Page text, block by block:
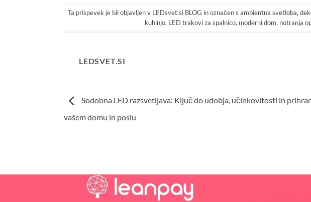
Ta prispevek je bil objavljen v LEDsvet.si BLOG in označen s ambientna svetloba,
kuhinjo, LED trakovi za spalnico, moderni dom, notranja
LEDSVET.SI
Sodobna LED razsvetljava: Ključ do udobja, učinkovitosti in
vašem domu in poslu